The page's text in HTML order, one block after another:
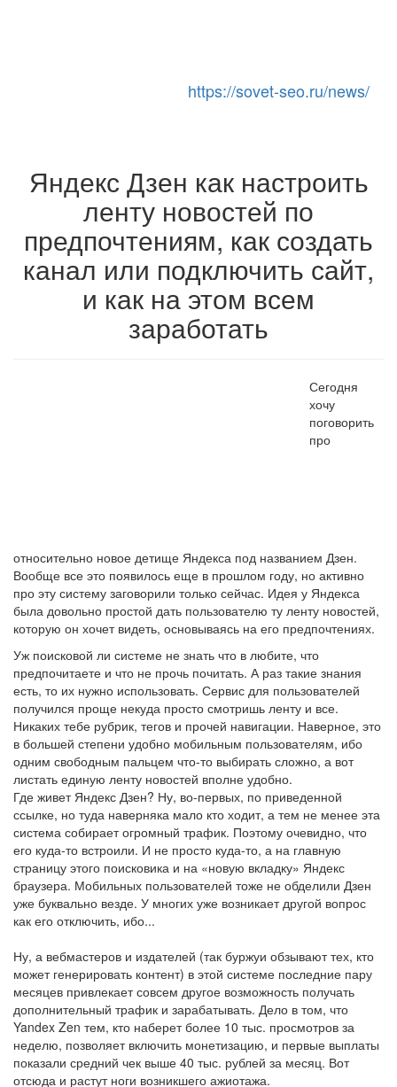
https://sovet-seo.ru/news/
Toggle Navigation
Яндекс Дзен как настроить
ленту новостей по
предпочтениям, как создать
канал или подключить сайт,
и как на этом всем
заработать
Сегодня
хочу
поговорить
про
относительно новое детище Яндекса под названием Дзен.
Вообще все это появилось еще в прошлом году, но активно
про эту систему заговорили только сейчас. Идея у Яндекса
была довольно простой дать пользователю ту ленту новостей,
которую он хочет видеть, основываясь на его предпочтениях.
Уж поисковой ли системе не знать что в любите, что
предпочитаете и что не прочь почитать. А раз такие знания
есть, то их нужно использовать. Сервис для пользователей
получился проще некуда просто смотришь ленту и все.
Никаких тебе рубрик, тегов и прочей навигации. Наверное, это
в большей степени удобно мобильным пользователям, ибо
одним свободным пальцем что-то выбирать сложно, а вот
листать единую ленту новостей вполне удобно.
Где живет Яндекс Дзен? Ну, во-первых, по приведенной
ссылке, но туда наверняка мало кто ходит, а тем не менее эта
система собирает огромный трафик. Поэтому очевидно, что
его куда-то встроили. И не просто куда-то, а на главную
страницу этого поисковика и на «новую вкладку» Яндекс
браузера. Мобильных пользователей тоже не обделили Дзен
уже буквально везде. У многих уже возникает другой вопрос
как его отключить, ибо...
Ну, а вебмастеров и издателей (так буржуи обзывают тех, кто
может генерировать контент) в этой системе последние пару
месяцев привлекает совсем другое возможность получать
дополнительный трафик и зарабатывать. Дело в том, что
Yandex Zen тем, кто наберет более 10 тыс. просмотров за
неделю, позволяет включить монетизацию, и первые выплаты
показали средний чек выше 40 тыс. рублей за месяц. Вот
отсюда и растут ноги возникшего ажиотажа.